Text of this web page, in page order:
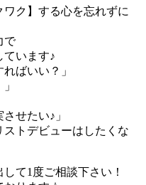
ク】する心を忘れずに
で
ています♪
ばいい？」
せたい♪」
ストデビューはしたくな
て1度ご相談下さい！